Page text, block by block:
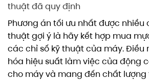
thuật đã quy định
Phương án tối ưu nhất được nhiều
thuật gợi ý là hãy kết hợp mua
các chỉ số kỹ thuật của máy. Điều
hóa hiệu suất làm việc của động
cho máy và mang đến chất